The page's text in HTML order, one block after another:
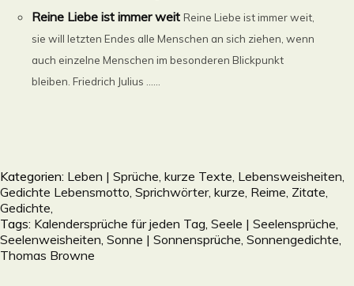
Reine Liebe ist immer weit Reine Liebe ist immer weit,
sie will letzten Endes alle Menschen an sich ziehen, wenn
auch einzelne Menschen im besonderen Blickpunkt
bleiben. Friedrich Julius ......
Kategorien: Leben | Sprüche, kurze Texte, Lebensweisheiten,
Gedichte Lebensmotto, Sprichwörter, kurze, Reime, Zitate,
Gedichte,
Tags: Kalendersprüche für jeden Tag Seele | Seelensprüche,
Seelenweisheiten Sonne | Sonnensprüche, Sonnengedichte
Thomas Browne